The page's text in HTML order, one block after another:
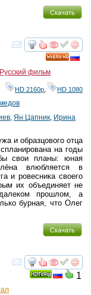
Скачать
смотреть
Русский фильм
HD 2160р HD 1080
, Ян Цапник, Ирина
и образцового отца
на годы
свои планы: юная
влюбляется в
и ровесника своего
их объединяет не
прошлом, а
бурная, что Олег
Скачать
смотреть
1